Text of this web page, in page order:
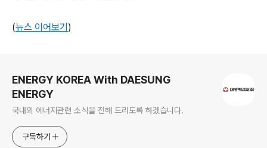
(뉴스 이어보기)
ENERGY KOREA With DAESUNG
ENERGY
국내외 에너지관련 소식을 전해 드리도록 하겠습니다.
구독하기